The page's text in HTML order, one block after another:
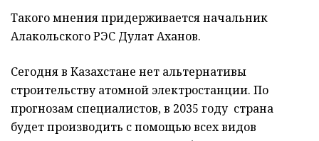
Такого мнения придерживается начальник
Алакольского РЭС Дулат Аханов.
Сегодня в Казахстане нет альтернативы
строительству атомной электростанции. По
прогнозам специалистов, в 2035 году страна
будет производить с помощью всех видов